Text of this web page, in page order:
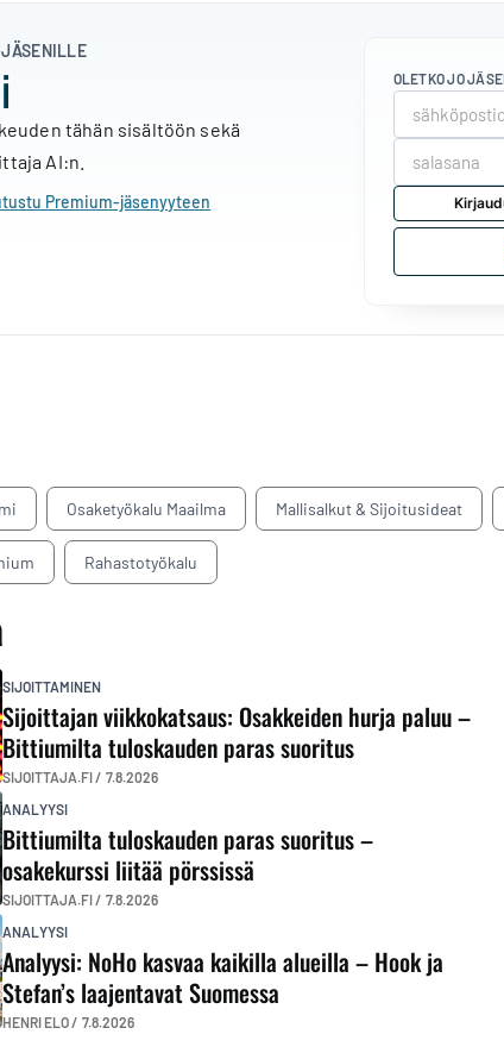
tähän sisältöön sekä
AI:n.
Premium-jäsenyyteen
OLETKO JO
Osaketyökalu Maailma Mallisalkut & Sijoitusideat
Rahastotyökalu
SIJOITTAMINEN
Sijoittajan viikkokatsaus: Osakkeiden hurja paluu –
Bittiumilta tuloskauden paras suoritus
SIJOITTAJA.FI / 7.8.2026
ANALYYSI
Bittiumilta tuloskauden paras suoritus –
osakekurssi liitää pörssissä
SIJOITTAJA.FI / 7.8.2026
ANALYYSI
Analyysi: NoHo kasvaa kaikilla alueilla – Hook ja
Stefan’s laajentavat Suomessa
HENRI ELO / 7.8.2026